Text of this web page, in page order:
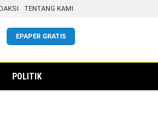
TENTANG KAMI
EPAPER GRATIS
POLITIK